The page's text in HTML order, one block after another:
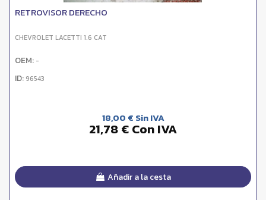
RETROVISOR DERECHO
CHEVROLET LACETTI 1.6 CAT
OEM: -
ID: 96543
18,00 € Sin IVA
21,78 € Con IVA
Añadir a la cesta